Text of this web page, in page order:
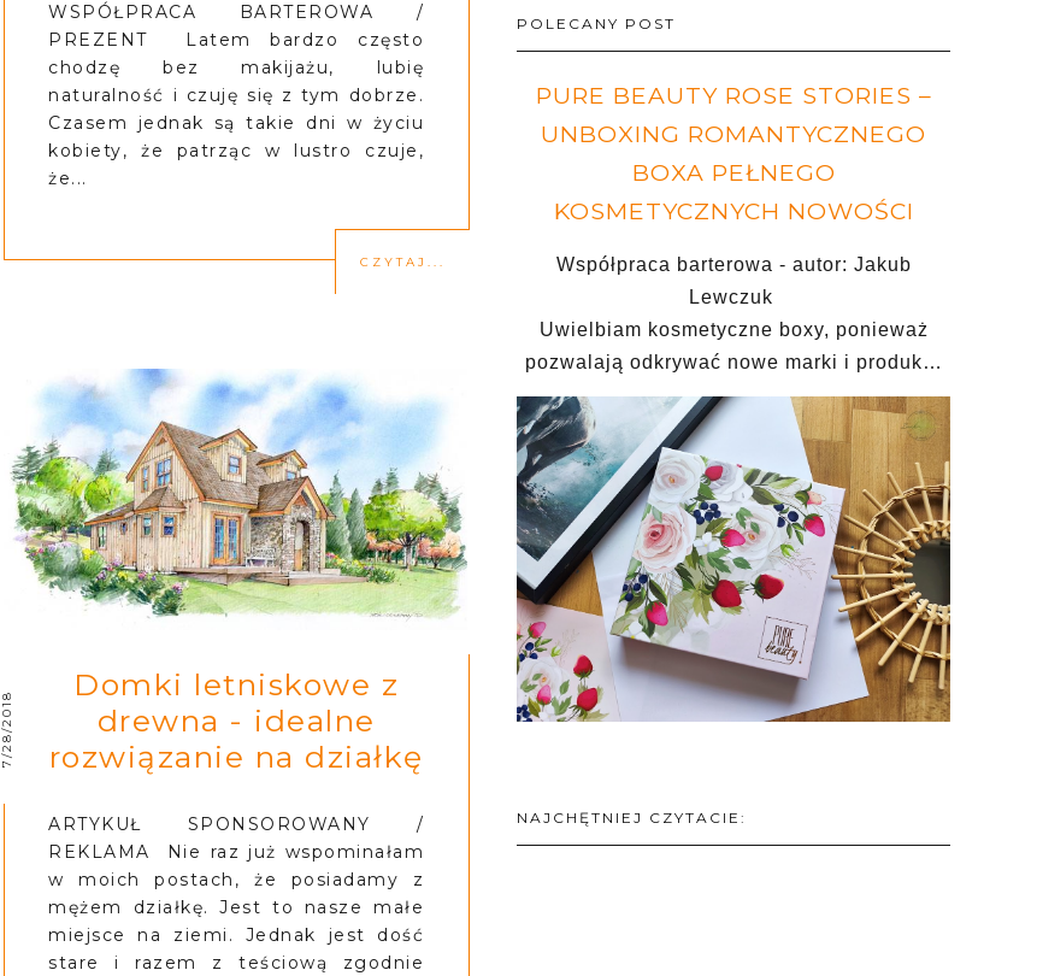
WSPÓŁPRACA BARTEROWA /
PREZENT Latem bardzo często
chodzę bez makijażu, lubię
naturalność i czuję się z tym dobrze.
Czasem jednak są takie dni w życiu
kobiety, że patrząc w lustro czuje,
że...
CZYTAJ...
7/28/2018
Domki letniskowe z
drewna - idealne
rozwiązanie na działkę
ARTYKUŁ SPONSOROWANY /
REKLAMA Nie raz już wspominałam
w moich postach, że posiadamy z
mężem działkę. Jest to nasze małe
miejsce na ziemi. Jednak jest dość
stare i razem z teściową zgodnie
POLECANY POST
PURE BEAUTY ROSE STORIES –
UNBOXING ROMANTYCZNEGO
BOXA PEŁNEGO
KOSMETYCZNYCH NOWOŚCI
Współpraca barterowa - autor: Jakub
Lewczuk
Uwielbiam kosmetyczne boxy, ponieważ
pozwalają odkrywać nowe marki i produk…
NAJCHĘTNIEJ CZYTACIE: